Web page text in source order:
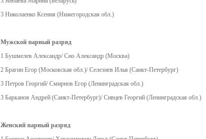
3 Николаенко Ксения (Нижегородская обл.)
Мужской парный разряд
1 Бушмелев Александр/ Сно Александр (Москва)
2 Брагин Егор (Московская обл.)/ Селезнев Илья (Санкт-Петербург)
3 Петров Георгий/ Смирнов Егор (Ленинградская обл.)
3 Барканов Андрей (Санкт-Петербург)/ Сивцев Георгий (Ленинградская обл.)
Женский парный разряд